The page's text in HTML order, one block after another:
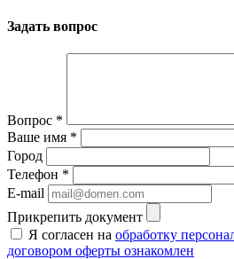
Задать вопрос
Вопрос *
Ваше имя *
Город
Телефон *
E-mail
Прикрепить документ
Я согласен на обработку
договором оферты ознакомлен